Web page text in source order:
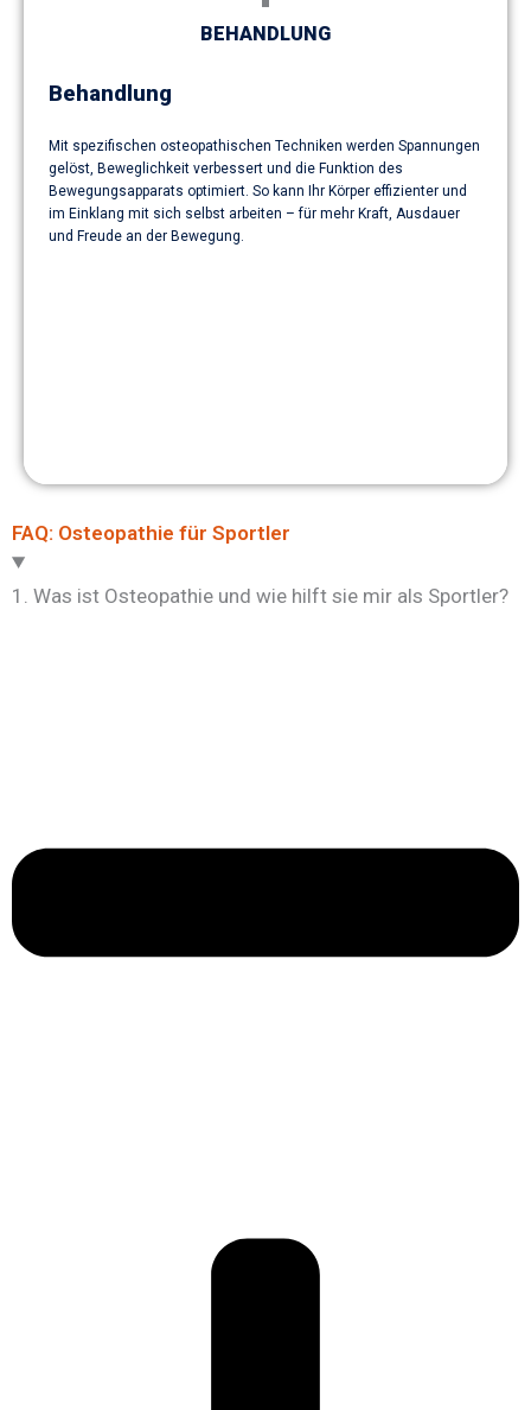
BEHANDLUNG
Behandlung
Mit spezifischen osteopathischen Techniken werden Spannungen
gelöst, Beweglichkeit verbessert und die Funktion des
Bewegungsapparats optimiert. So kann Ihr Körper effizienter und
im Einklang mit sich selbst arbeiten – für mehr Kraft, Ausdauer
und Freude an der Bewegung.
FAQ: Osteopathie für Sportler
1. Was ist Osteopathie und wie hilft sie mir als Sportler?